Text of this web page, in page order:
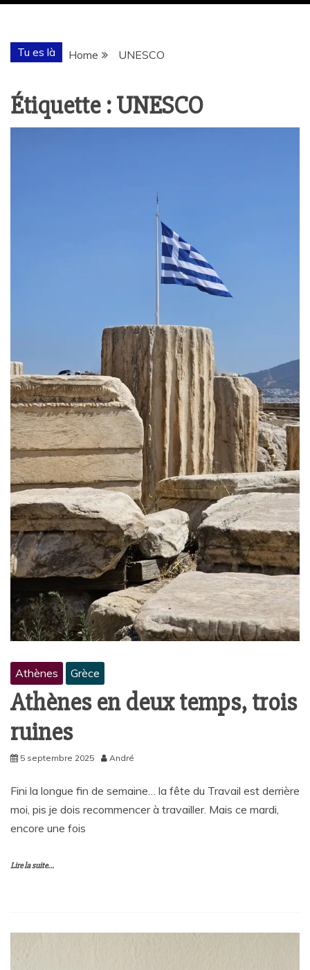
Tu es là Home UNESCO
Étiquette :UNESCO
Athènes Grèce
Athènes en deux temps, trois
ruines
5 septembre 2025 André
Fini la longue fin de semaine… la fête du Travail est derrière
moi, pis je dois recommencer à travailler. Mais ce mardi,
encore une fois
Lire la suite...